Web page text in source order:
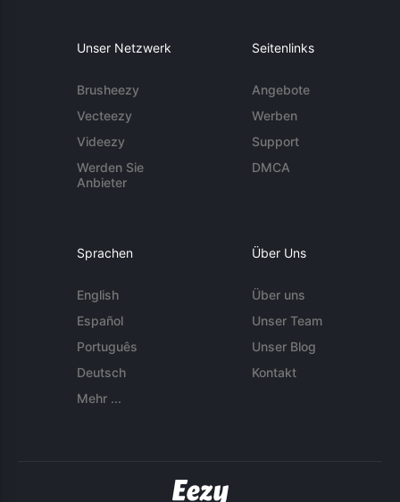
Unser Netzwerk
Brusheezy
Vecteezy
Videezy
Werden Sie
Anbieter
Seitenlinks
Angebote
Werben
Support
DMCA
Sprachen
English
Español
Português
Deutsch
Mehr ...
Über Uns
Über uns
Unser Team
Unser Blog
Kontakt